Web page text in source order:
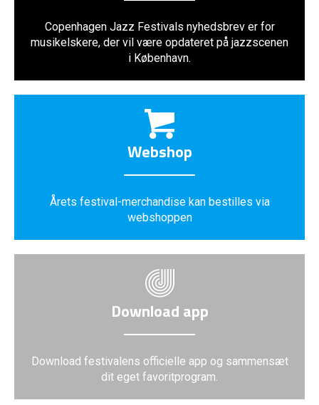
Copenhagen Jazz Festivals nyhedsbrev er for
musikelskere, der vil være opdateret på jazzscenen
i København.
Webshop
Årets festival-merchandise kan bestilles via
webshoppen
Download app
Download festivalens officielle app og sammensæt
dit eget favoritprogram.